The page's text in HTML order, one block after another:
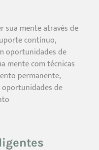
sua mente através de
contínuo,
oportunidades de
mente com técnicas
permanente,
de